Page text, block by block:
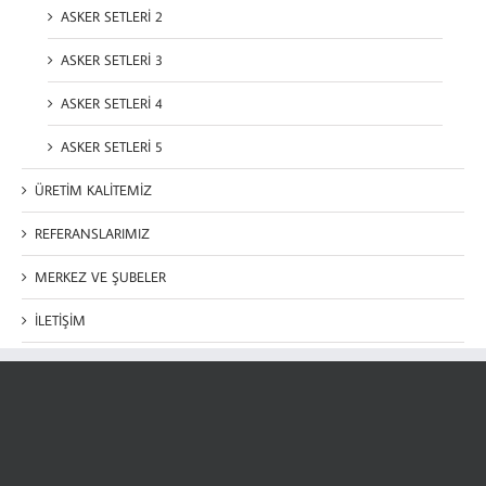
ASKER SETLERİ 2
ASKER SETLERİ 3
ASKER SETLERİ 4
ASKER SETLERİ 5
ÜRETİM KALİTEMİZ
REFERANSLARIMIZ
MERKEZ VE ŞUBELER
İLETİŞİM